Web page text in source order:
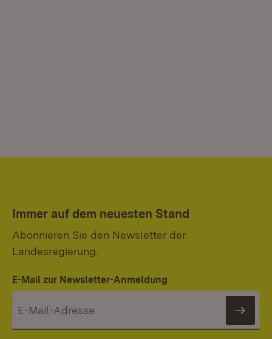
Immer auf dem neuesten Stand
Abonnieren Sie den Newsletter der
Landesregierung.
E-Mail zur Newsletter-Anmeldung